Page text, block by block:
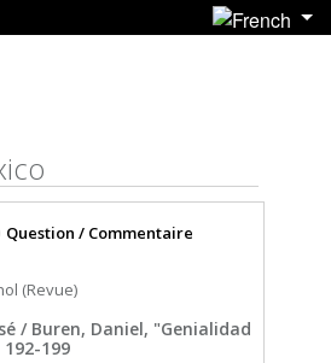
Question / Commentaire
(Revue)
/ Buren, Daniel, "Genialidad
199